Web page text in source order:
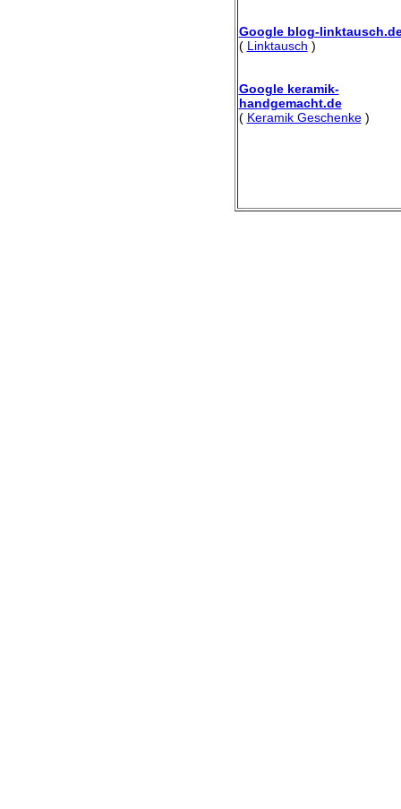
Google blog-
( Linktausch )
Google keramik-
handgemacht.de
( Keramik Geschenke)